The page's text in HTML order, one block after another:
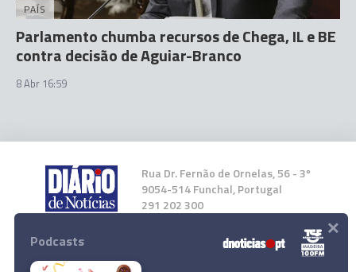
PAÍS
Parlamento chumba recursos de Chega, IL e BE
contra decisão de Aguiar-Branco
8 Abr 16:59
Rua Dr. Fernão de Ornelas, 56 - 3º
9054-514 Funchal, Portugal
291 202 300
Instale a nossa App
Podcasts ×